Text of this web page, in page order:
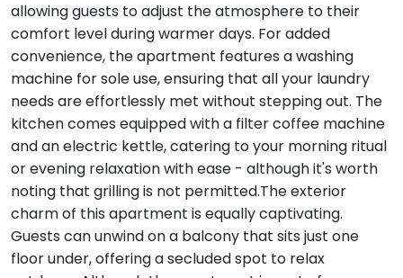
allowing guests to adjust the atmosphere to their
comfort level during warmer days. For added
convenience, the apartment features a washing
machine for sole use, ensuring that all your laundry
needs are effortlessly met without stepping out. The
kitchen comes equipped with a filter coffee machine
and an electric kettle, catering to your morning ritual
or evening relaxation with ease - although it's worth
noting that grilling is not permitted.The exterior
charm of this apartment is equally captivating.
Guests can unwind on a balcony that sits just one
floor under, offering a secluded spot to relax